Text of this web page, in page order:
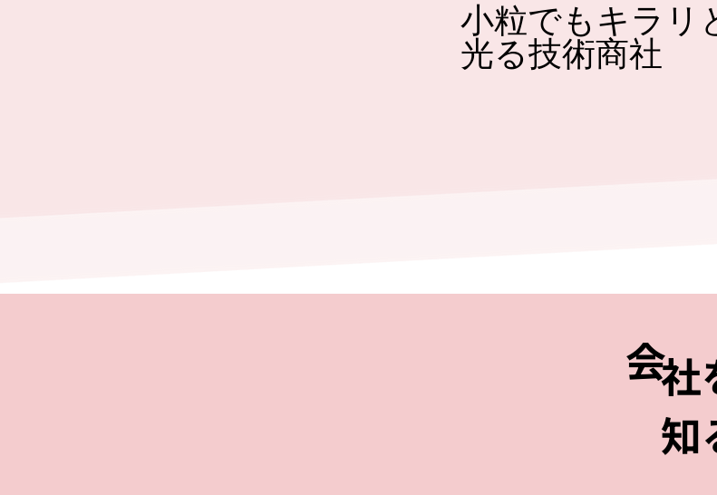
小粒でもキラリ
光る技術商社
会社
知